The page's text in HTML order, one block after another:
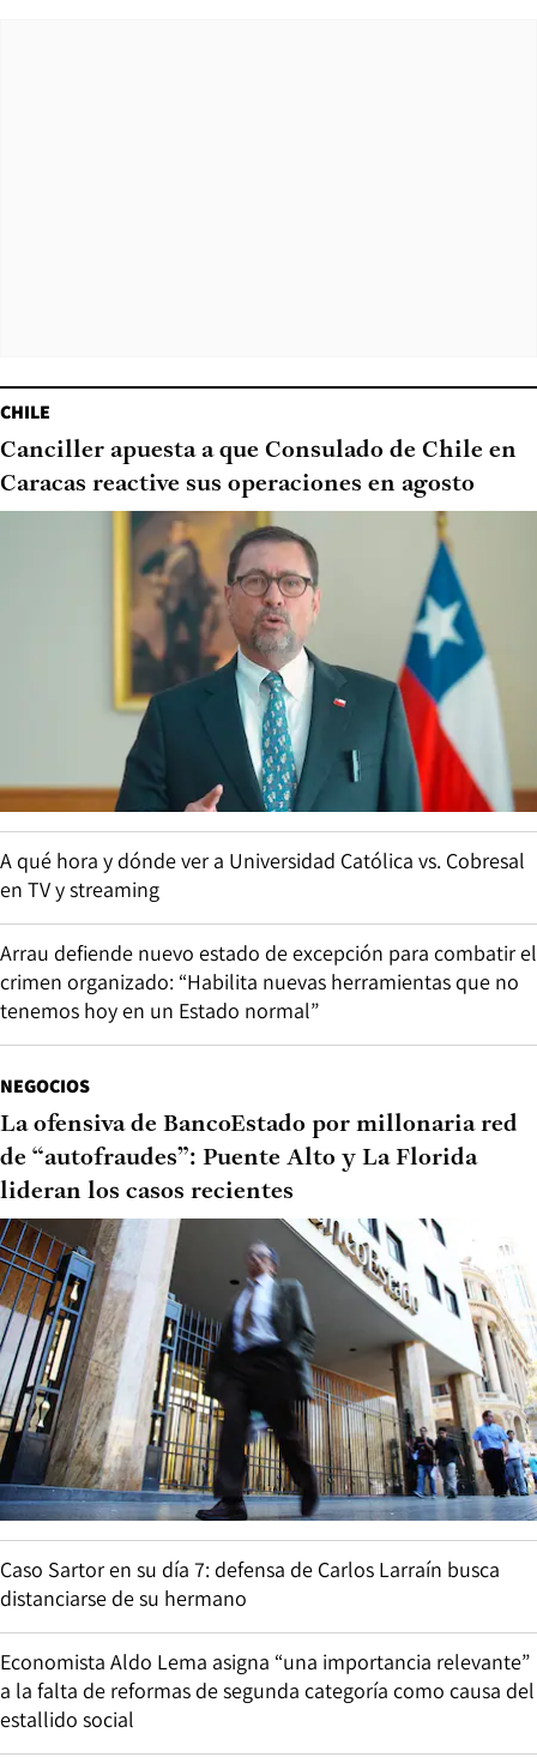
CHILE
Canciller apuesta a que Consulado de Chile en
Caracas reactive sus operaciones en agosto
A qué hora y dónde ver a Universidad Católica vs. Cobresal
en TV y streaming
Arrau defiende nuevo estado de excepción para combatir el
crimen organizado: “Habilita nuevas herramientas que no
tenemos hoy en un Estado normal”
NEGOCIOS
La ofensiva de BancoEstado por millonaria red
de “autofraudes”: Puente Alto y La Florida
lideran los casos recientes
Caso Sartor en su día 7: defensa de Carlos Larraín busca
distanciarse de su hermano
Economista Aldo Lema asigna “una importancia relevante”
a la falta de reformas de segunda categoría como causa del
estallido social